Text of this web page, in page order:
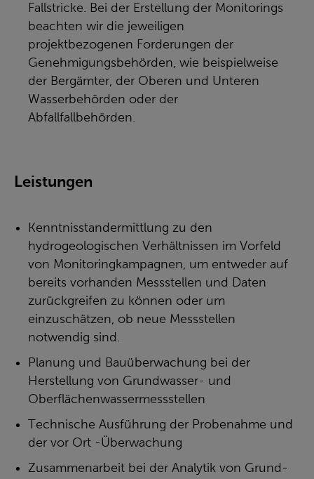
Fallstricke. Bei der Erstellung der Monitorings
beachten wir die jeweiligen
projektbezogenen Forderungen der
Genehmigungsbehörden, wie beispielweise
der Bergämter, der Oberen und Unteren
Wasserbehörden oder der
Abfallfallbehörden.
Leistungen
Kenntnisstandermittlung zu den
hydrogeologischen Verhältnissen im Vorfeld
von Monitoringkampagnen, um entweder auf
bereits vorhanden Messstellen und Daten
zurückgreifen zu können oder um
einzuschätzen, ob neue Messstellen
notwendig sind.
Planung und Bauüberwachung bei der
Herstellung von Grundwasser- und
Oberflächenwassermessstellen
Technische Ausführung der Probenahme und
der vor Ort -Überwachung
Zusammenarbeit bei der Analytik von Grund-